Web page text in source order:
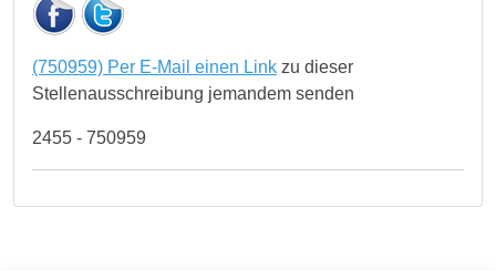
(750959) Per E-Mail einen Link zu dieser
Stellenausschreibung jemandem senden
2455 - 750959